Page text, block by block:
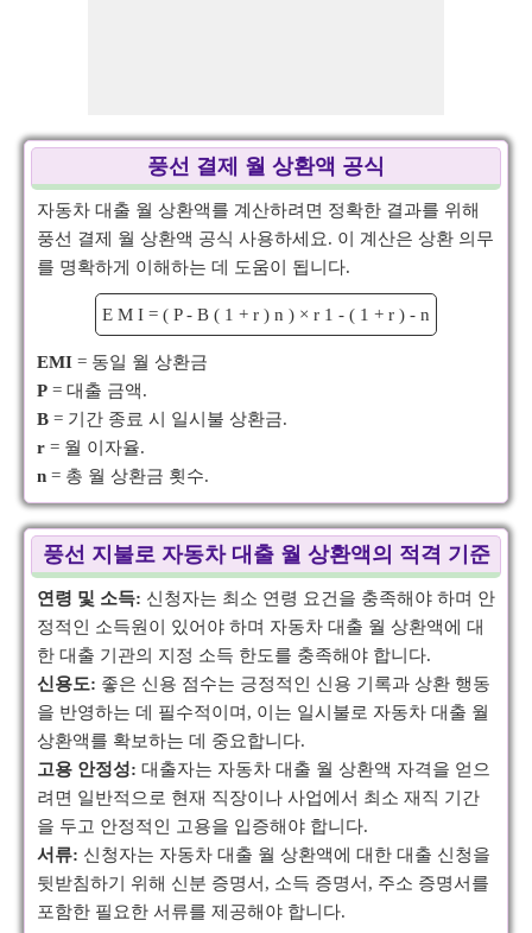
풍선 결제 월 상환액 공식
자동차 대출 월 상환액를 계산하려면 정확한 결과를 위해
풍선 결제 월 상환액 공식 사용하세요. 이 계산은 상환 의무
를 명확하게 이해하는 데 도움이 됩니다.
E M I = ( P - B ( 1 + r ) n ) × r 1 - ( 1 + r ) - n
EMI = 동일 월 상환금
P = 대출 금액.
B = 기간 종료 시 일시불 상환금.
r = 월 이자율.
n = 총 월 상환금 횟수.
풍선 지불로 자동차 대출 월 상환액의 적격 기준
연령 및 소득: 신청자는 최소 연령 요건을 충족해야 하며 안
정적인 소득원이 있어야 하며 자동차 대출 월 상환액에 대
한 대출 기관의 지정 소득 한도를 충족해야 합니다.
신용도: 좋은 신용 점수는 긍정적인 신용 기록과 상환 행동
을 반영하는 데 필수적이며, 이는 일시불로 자동차 대출 월
상환액를 확보하는 데 중요합니다.
고용 안정성: 대출자는 자동차 대출 월 상환액 자격을 얻으
려면 일반적으로 현재 직장이나 사업에서 최소 재직 기간
을 두고 안정적인 고용을 입증해야 합니다.
서류: 신청자는 자동차 대출 월 상환액에 대한 대출 신청을
뒷받침하기 위해 신분 증명서, 소득 증명서, 주소 증명서를
포함한 필요한 서류를 제공해야 합니다.